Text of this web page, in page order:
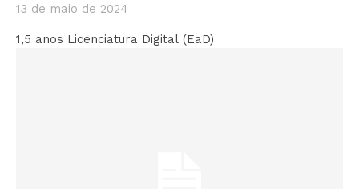
13 de maio de 2024
1,5 anos Licenciatura Digital (EaD)